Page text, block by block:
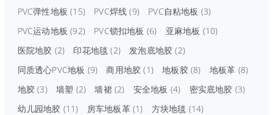
PVC弹性地板 (15) PVC焊线 (9) PVC自粘地板 (3)
PVC运动地板 (92) PVC锁扣地板 (6) 亚麻地板 (10)
医院地胶 (2) 印花地毯 (2) 发泡底地胶 (2)
同质透心PVC地板 (9) 商用地胶 (1) 地板胶(8) 地板革 (8)
地胶(3) 墙塑 (2) 墙裙(2) 安全地板 (4) 密实底地胶 (3)
幼儿园地胶 (11) 房车地板革(1) 方块地毯 (14)